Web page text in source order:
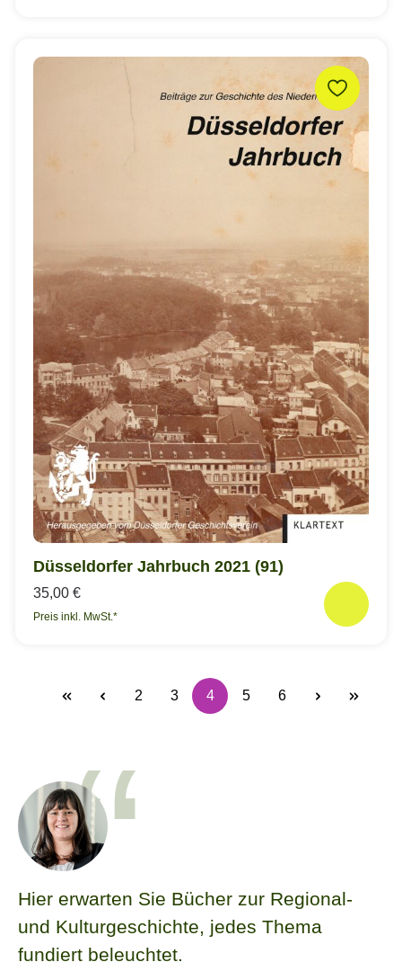
Düsseldorfer Jahrbuch 2021 (91)
35,00 €
Preis inkl. MwSt.*
Seite
2
Seite
3
Seite
4
Seite
5
Seite
6
Hier erwarten Sie Bücher zur Regional-
und Kulturgeschichte, jedes Thema
fundiert beleuchtet.